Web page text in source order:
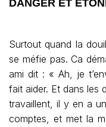
DANGER ET
Surtout quand la
se méfie pas. Ca
ami dit : « Ah, je
fait aider. Et dans les
travaillent, il y en a
comptes, et met la